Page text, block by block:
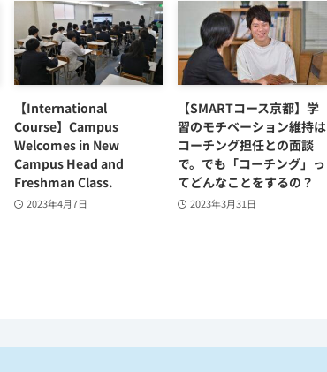
【International
Course】Campus
Welcomes in New
Campus Head and
Freshman Class.
2023年4月7日
【SMARTコース京都】学
習のモチベーション維持は
コーチング担任との面談
で。でも「コーチング」っ
てどんなことをするの？
2023年3月31日